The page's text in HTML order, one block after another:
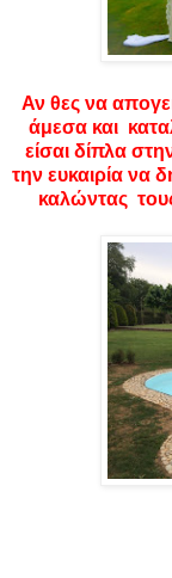
Αν θες να
άμεσα και
είσαι δίπλα
την ευκαιρία να
καλώντας